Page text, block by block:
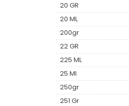
20 GR
20 ML
200gr
22 GR
225 ML
25 Ml
250gr
251 Gr